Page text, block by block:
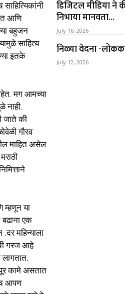
आणि
बहुजन
साहित्य
इतके
मग आमच्या
नाही.
जाते की
गौरव
माहित असेल
म्हणून या
एक
महिन्याला
गरज आहे.
कामे असतात
आपण
डिजिटल मीडिया ने
निभाया मानवता...
July 16, 2026
निळ्या वेदना -
July 12, 2026